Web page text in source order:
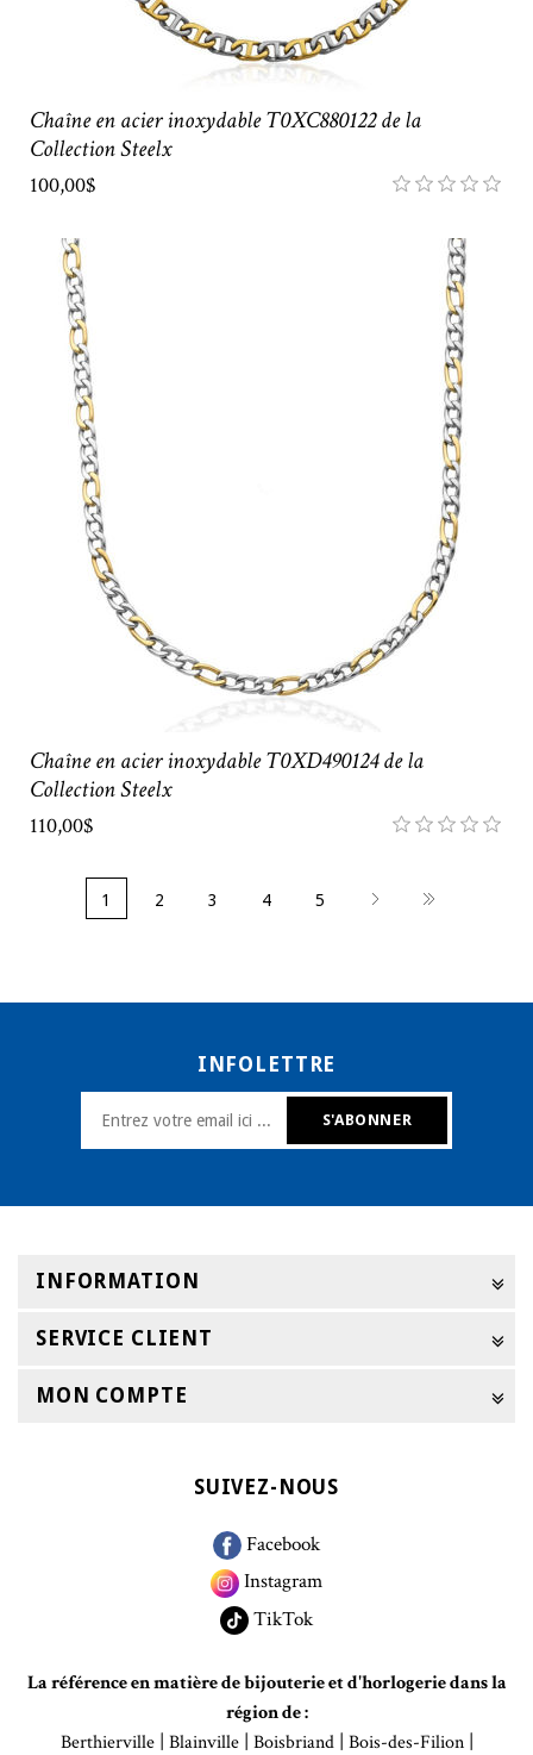
Chaîne en acier inoxydable T0XC880122 de la
Collection Steelx
100,00$
Chaîne en acier inoxydable T0XD490124 de la
Collection Steelx
110,00$
1 2 3 4 5
INFOLETTRE
INFORMATION
SERVICE CLIENT
MON COMPTE
SUIVEZ-NOUS
Facebook
Instagram
TikTok
La référence en matière de bijouterie et d'horlogerie dans la
région de :
Berthierville| Blainville| Boisbriand| Bois-des-Filion|